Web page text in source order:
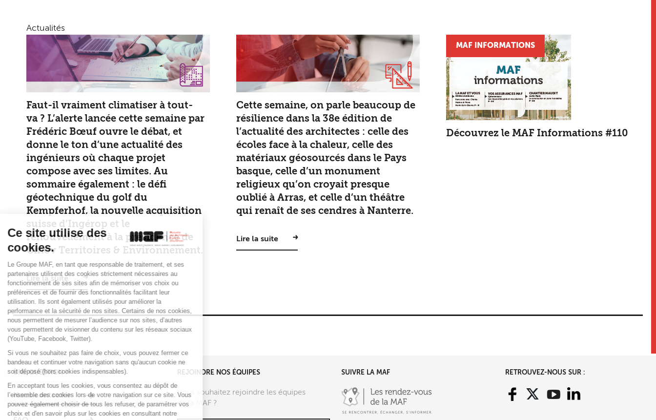
Ce site utilise des
cookies.
Le Groupe MAF, en tant que responsable de traitement, et ses
partenaires utilisent des cookies strictement nécessaires au
fonctionnement de ses sites afin de mémoriser vos choix ou
préférences et de fournir des fonctionnalités facilitant leur
utilisation. Ils sont également utilisés pour améliorer la
performance et la sécurité de nos sites. Certains de nos cookies,
nous permettent de mesurer l’audience sur nos sites, d’autres
vous permettent de visionner du contenu sur les réseaux sociaux
(YouTube, Facebook, Twitter).
Si vous ne souhaitez pas faire de choix, vous pouvez fermer ce
bandeau et continuer votre navigation sans qu'aucun cookie ne
soit déposé (hors cookies indispensables).
En acceptant tous les cookies, vous consentez au dépôt de
l’ensemble des cookies lors de votre navigation sur ce site. Vous
pouvez également choisir de tous les refuser, de paramétrer vos
choix et d'en savoir plus sur les cookies en consultant notre
Actualités
Faut-il vraiment climatiser à tout-
va ? L’alerte lancée cette semaine par
Frédéric Bœuf ouvre le débat, et
donne le ton d’une actualité des
ingénieurs où chaque projet
compose avec ses limites. Au
sommaire également : le défi
géotechnique du golf du
Kempferhof, la nouvelle acquisition
suisse d’Ingérop et le
renouvellement à la présidence de
Cinov Territoires & Environnement.
Lire la suite
Cette semaine, on parle beaucoup de
résilience dans la 38e édition de
l’actualité des architectes : celle des
écoles face à la chaleur, celle des
matériaux géosourcés dans le Pays
basque, celle d’un monument
religieux qu’on croyait presque
oublié à Arras, et celle d’un théâtre
qui renaît de ses cendres à Nanterre.
Lire la suite
MAF INFORMATIONS
Découvrez le MAF Informations #110
UNE QUESTION ?
Nous contacter
REJOINDRE NOS ÉQUIPES
Vous souhaitez rejoindre les équipes
de la MAF ?
SUIVRE LA MAF RETROUVEZ-NOUS SUR :